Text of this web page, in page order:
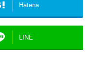
Hatena
LINE